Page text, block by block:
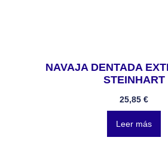
NAVAJA DENTADA
STEINHART
25,85 €
Leer más